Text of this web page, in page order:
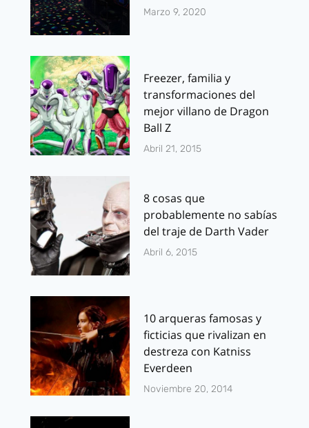
Marzo 9, 2020
Freezer, familia y
transformaciones del
mejor villano de Dragon
Ball Z
Abril 21, 2015
8 cosas que
probablemente no sabías
del traje de Darth Vader
Abril 6, 2015
10 arqueras famosas y
ficticias que rivalizan en
destreza con Katniss
Everdeen
Noviembre 20, 2014